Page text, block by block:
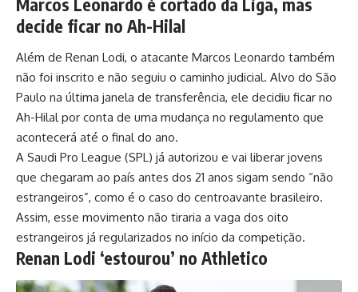
decide ficar no Ah-Hilal
Além de Renan Lodi, o atacante Marcos Leonardo também
não foi inscrito e não seguiu o caminho judicial. Alvo do São
Paulo na última janela de transferência, ele decidiu ficar no
Ah-Hilal por conta de uma mudança no regulamento que
acontecerá até o final do ano.
A Saudi Pro League (SPL) já autorizou e vai liberar jovens
que chegaram ao país antes dos 21 anos sigam sendo “não
estrangeiros”, como é o caso do centroavante brasileiro.
Assim, esse movimento não tiraria a vaga dos oito
estrangeiros já regularizados no início da competição.
Renan Lodi ‘estourou’ no Athletico